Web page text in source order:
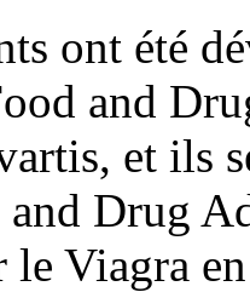
ont été
and
et ils
Drug
le Viagra